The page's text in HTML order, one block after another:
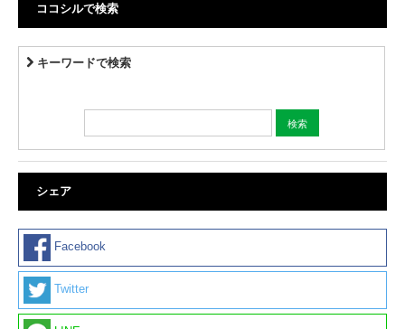
ココシルで検索
キーワードで検索
シェア
Facebook
Twitter